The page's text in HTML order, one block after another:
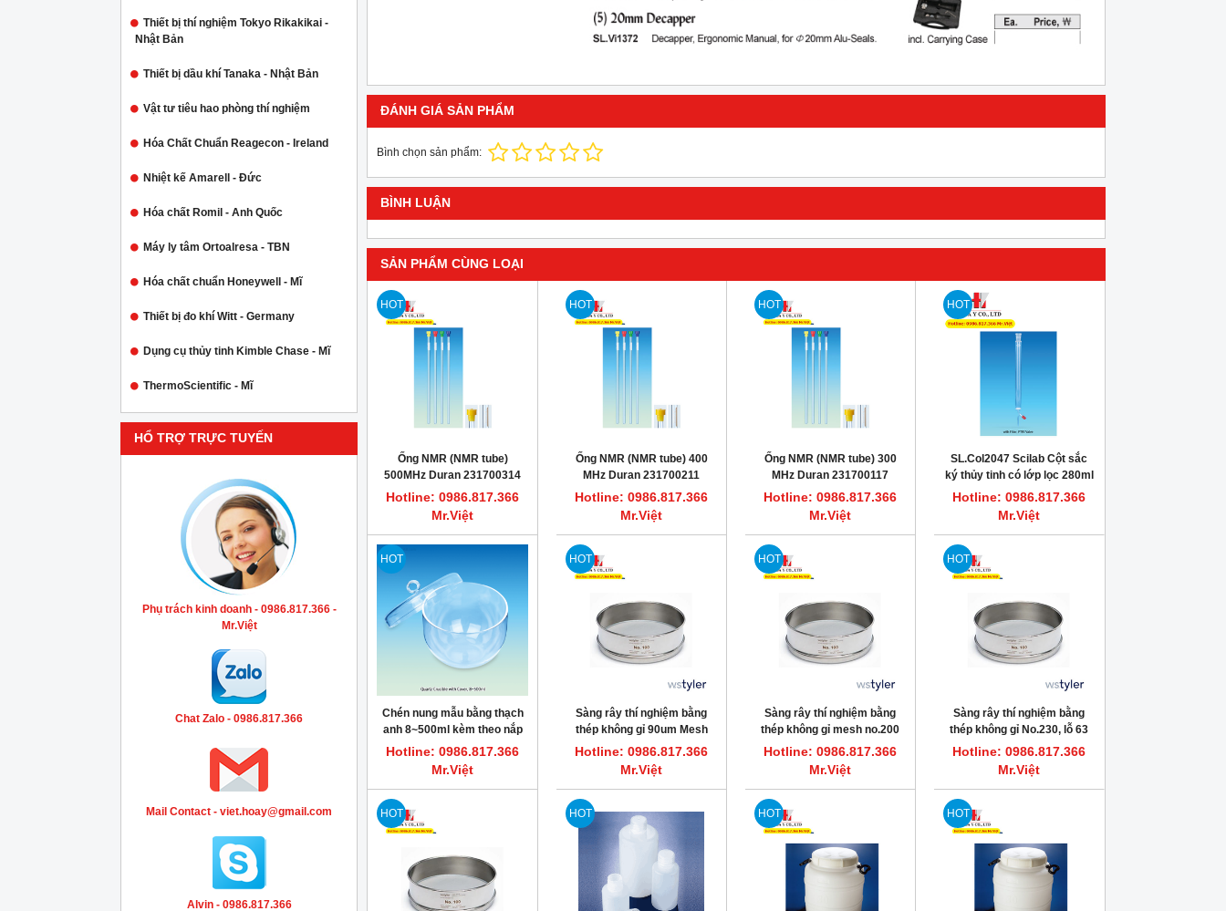
Thiết bị thí nghiệm Tokyo Rikakikai -
Nhật Bản
Thiết bị dầu khí Tanaka - Nhật Bản
Vật tư tiêu hao phòng thí nghiệm
Hóa Chất Chuẩn Reagecon - Ireland
Nhiệt kế Amarell - Đức
Hóa chất Romil - Anh Quốc
Máy ly tâm Ortoalresa - TBN
Hóa chất chuẩn Honeywell - Mĩ
Thiết bị đo khí Witt - Germany
Dụng cụ thủy tinh Kimble Chase - Mĩ
ThermoScientific - Mĩ
HỔ TRỢ TRỰC TUYẾN
Phụ trách kinh doanh - 0986.817.366 -
Mr.Việt
Chat Zalo - 0986.817.366
Mail Contact - viet.hoay@gmail.com
Alvin - 0986.817.366
ĐÁNH GIÁ SẢN PHẨM
Bình chọn sản phẩm:
BÌNH LUẬN
SẢN PHẨM CÙNG LOẠI
HOT
Ống NMR (NMR tube)
500MHz Duran 231700314
Hotline: 0986.817.366
Mr.Việt
HOT
Ống NMR (NMR tube) 400
MHz Duran 231700211
Hotline: 0986.817.366
Mr.Việt
HOT
Ống NMR (NMR tube) 300
MHz Duran 231700117
Hotline: 0986.817.366
Mr.Việt
HOT
SL.Col2047 Scilab Cột sắc
ký thủy tinh có lớp lọc 280ml
Duran
Hotline: 0986.817.366
Mr.Việt
HOT
Chén nung mẫu bằng thạch
anh 8~500ml kèm theo nắp
đậy, Scilab
Hotline: 0986.817.366
Mr.Việt
HOT
Sàng rây thí nghiệm bằng
thép không gỉ 90um Mesh
No.170 Tyler 7325
Hotline: 0986.817.366
Mr.Việt
HOT
Sàng rây thí nghiệm bằng
thép không gỉ mesh no.200
75um Tyler
Hotline: 0986.817.366
Mr.Việt
HOT
Sàng rây thí nghiệm bằng
thép không gỉ No.230, lỗ 63
micronmet, Tyler
Hotline: 0986.817.366
Mr.Việt
HOT HOT HOT HOT